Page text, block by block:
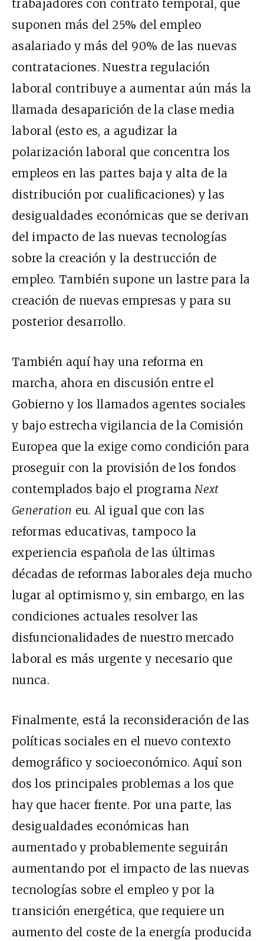
trabajadores con contrato temporal, que
suponen más del 25% del empleo
asalariado y más del 90% de las nuevas
contrataciones. Nuestra regulación
laboral contribuye a aumentar aún más la
llamada desaparición de la clase media
laboral (esto es, a agudizar la
polarización laboral que concentra los
empleos en las partes baja y alta de la
distribución por cualificaciones) y las
desigualdades económicas que se derivan
del impacto de las nuevas tecnologías
sobre la creación y la destrucción de
empleo. También supone un lastre para la
creación de nuevas empresas y para su
posterior desarrollo.
También aquí hay una reforma en
marcha, ahora en discusión entre el
Gobierno y los llamados agentes sociales
y bajo estrecha vigilancia de la Comisión
Europea que la exige como condición para
proseguir con la provisión de los fondos
contemplados bajo el programaNext
Generation eu. Al igual que con las
reformas educativas, tampoco la
experiencia española de las últimas
décadas de reformas laborales deja mucho
lugar al optimismo y, sin embargo, en las
condiciones actuales resolver las
disfuncionalidades de nuestro mercado
laboral es más urgente y necesario que
nunca.
Finalmente, está la reconsideración de las
políticas sociales en el nuevo contexto
demográfico y socioeconómico. Aquí son
dos los principales problemas a los que
hay que hacer frente. Por una parte, las
desigualdades económicas han
aumentado y probablemente seguirán
aumentando por el impacto de las nuevas
tecnologías sobre el empleo y por la
transición energética, que requiere un
aumento del coste de la energía producida